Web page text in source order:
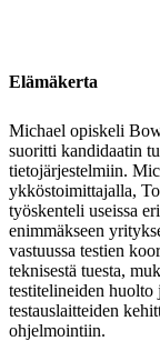
Elämäkerta
Michael opiskeli
suoritti kandidaatin
tietojärjestelmiin.
ykköstoimittajalla,
työskenteli useissa
enimmäkseen
vastuussa testien
teknisestä tuesta,
testitelineiden
testauslaitteiden
ohjelmointiin.